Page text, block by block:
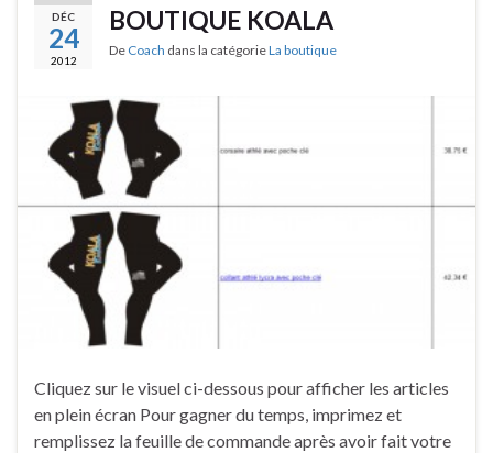
DÉC
24
2012
BOUTIQUE KOALA
De Coach dans la catégorieLa boutique
Cliquez sur le visuel ci-dessous pour afficher les articles
en plein écran Pour gagner du temps, imprimez et
remplissez la feuille de commande après avoir fait votre